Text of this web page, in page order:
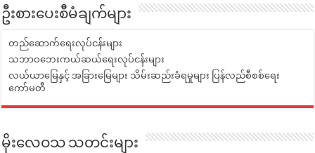
ဦးစားပေးစီမံချက်များ
တည်ဆောက်ရေးလုပ်ငန်းများ
သဘာဝဘေးကယ်ဆယ်ရေးလုပ်ငန်းများ
လယ်ယာမြေနှင့် အခြားမြေများ သိမ်းဆည်းခံရမှုများ ပြန်လည်စီစစ်ရေး
ကော်မတီ
မိုးလေဝသ သတင်းများ